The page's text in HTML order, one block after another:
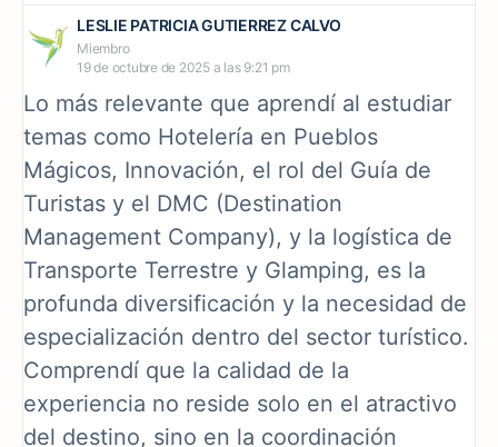
LESLIE PATRICIA GUTIERREZ CALVO
Miembro
19 de octubre de 2025 a las 9:21 pm
Lo más relevante que aprendí al estudiar
temas como Hotelería en Pueblos
Mágicos, Innovación, el rol del Guía de
Turistas y el DMC (Destination
Management Company), y la logística de
Transporte Terrestre y Glamping, es la
profunda diversificación y la necesidad de
especialización dentro del sector turístico.
Comprendí que la calidad de la
experiencia no reside solo en el atractivo
del destino, sino en la coordinación